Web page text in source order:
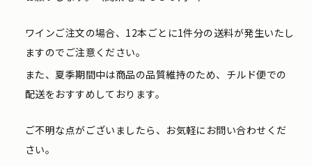
ワインご注文の場合、12本ごとに1件分の送料が発生いたし
ますのでご注意ください。
また、夏季期間中は商品の品質維持のため、チルド便での
配送をおすすめしております。
ご不明な点がございましたら、お気軽にお問い合わせくだ
さい。